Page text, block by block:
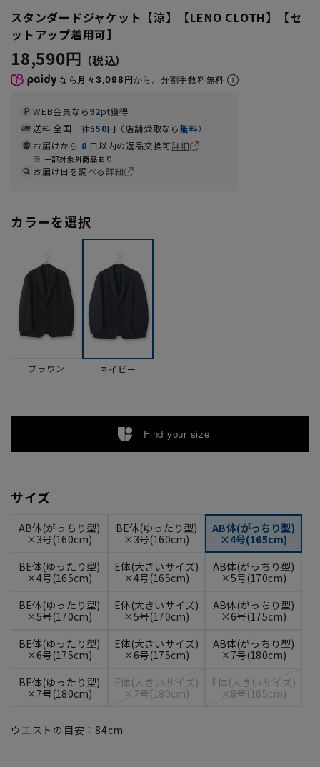
スタンダードジャケット【涼】【LENO CLOTH】【セ
ットアップ着用可】
18,590円
なら 月々3,098円から。分割手数料無料
WEB会員なら92pt獲得
送料 全国一律550円（店舗受取なら無料）
お届けから 8 日以内の返品交換可詳細
一部対象外商品あり
お届け日を調べる詳細
カラーを選択
ブラウン ネイビー
Find your size
サイズ
AB体(がっちり型)
×3号(160cm)
BE体(ゆったり型)
×3号(160cm)
AB体(がっちり型)
×4号(165cm)
BE体(ゆったり型)
×4号(165cm)
E体(大きいサイズ)
×4号(165cm)
AB体(がっちり型)
×5号(170cm)
BE体(ゆったり型)
×5号(170cm)
E体(大きいサイズ)
×5号(170cm)
AB体(がっちり型)
×6号(175cm)
BE体(ゆったり型)
×6号(175cm)
E体(大きいサイズ)
×6号(175cm)
AB体(がっちり型)
×7号(180cm)
BE体(ゆったり型)
×7号(180cm)
E体(大きいサイズ)
×7号(180cm)
E体(大きいサイズ)
×8号(185cm)
ウエストの目安： 84cm